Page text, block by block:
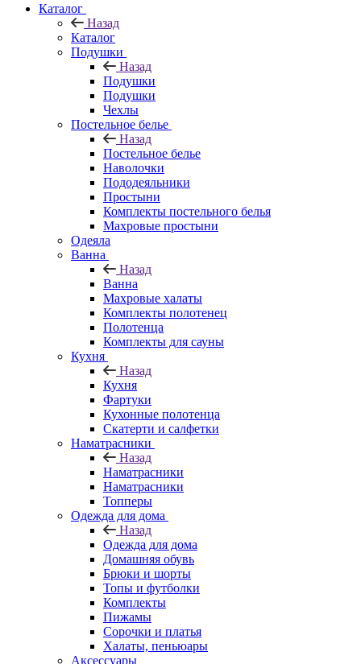
Каталог
Назад
Каталог
Подушки
Назад
Подушки
Подушки
Чехлы
Постельное белье
Назад
Постельное белье
Наволочки
Пододеяльники
Простыни
Комплекты постельного белья
Махровые простыни
Одеяла
Ванна
Назад
Ванна
Махровые халаты
Комплекты полотенец
Полотенца
Комплекты для сауны
Кухня
Назад
Кухня
Фартуки
Кухонные полотенца
Скатерти и салфетки
Наматрасники
Назад
Наматрасники
Наматрасники
Топперы
Одежда для дома
Назад
Одежда для дома
Домашняя обувь
Брюки и шорты
Топы и футболки
Комплекты
Пижамы
Сорочки и платья
Халаты, пеньюары
Аксессуары